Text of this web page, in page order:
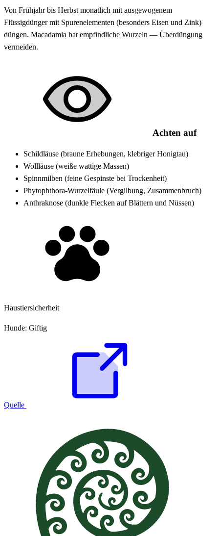
Von Frühjahr bis Herbst monatlich mit ausgewogenem
Flüssigdünger mit Spurenelementen (besonders Eisen und Zink)
düngen. Macadamia hat empfindliche Wurzeln — Überdüngung
vermeiden.
Achten auf
Schildläuse (braune Erhebungen, klebriger Honigtau)
Wollläuse (weiße wattige Massen)
Spinnmilben (feine Gespinste bei Trockenheit)
Phytophthora-Wurzelfäule (Vergilbung, Zusammenbruch)
Anthraknose (dunkle Flecken auf Blättern und Nüssen)
Haustiersicherheit
Hunde: Giftig
Quelle